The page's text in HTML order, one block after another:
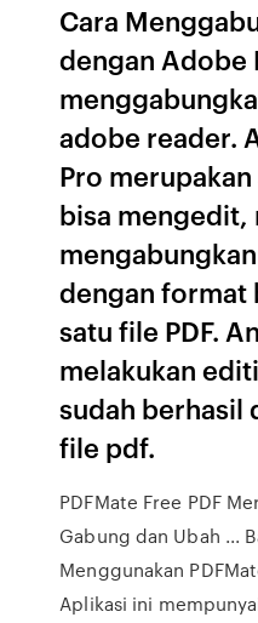
Cara
dengan Adobe
adobe reader.
Pro
bisa mengedit,
dengan format
satu file PDF.
melakukan
sudah berhasil
file pdf.
PDFMate Free PDF
Gabung dan Ubah ...
Menggunakan
Aplikasi ini